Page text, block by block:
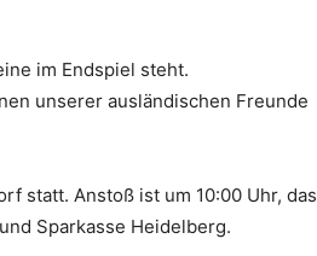
im Endspiel steht.
unserer ausländischen Freunde
statt. Anstoß ist um 10:00 Uhr, das
Sparkasse Heidelberg.